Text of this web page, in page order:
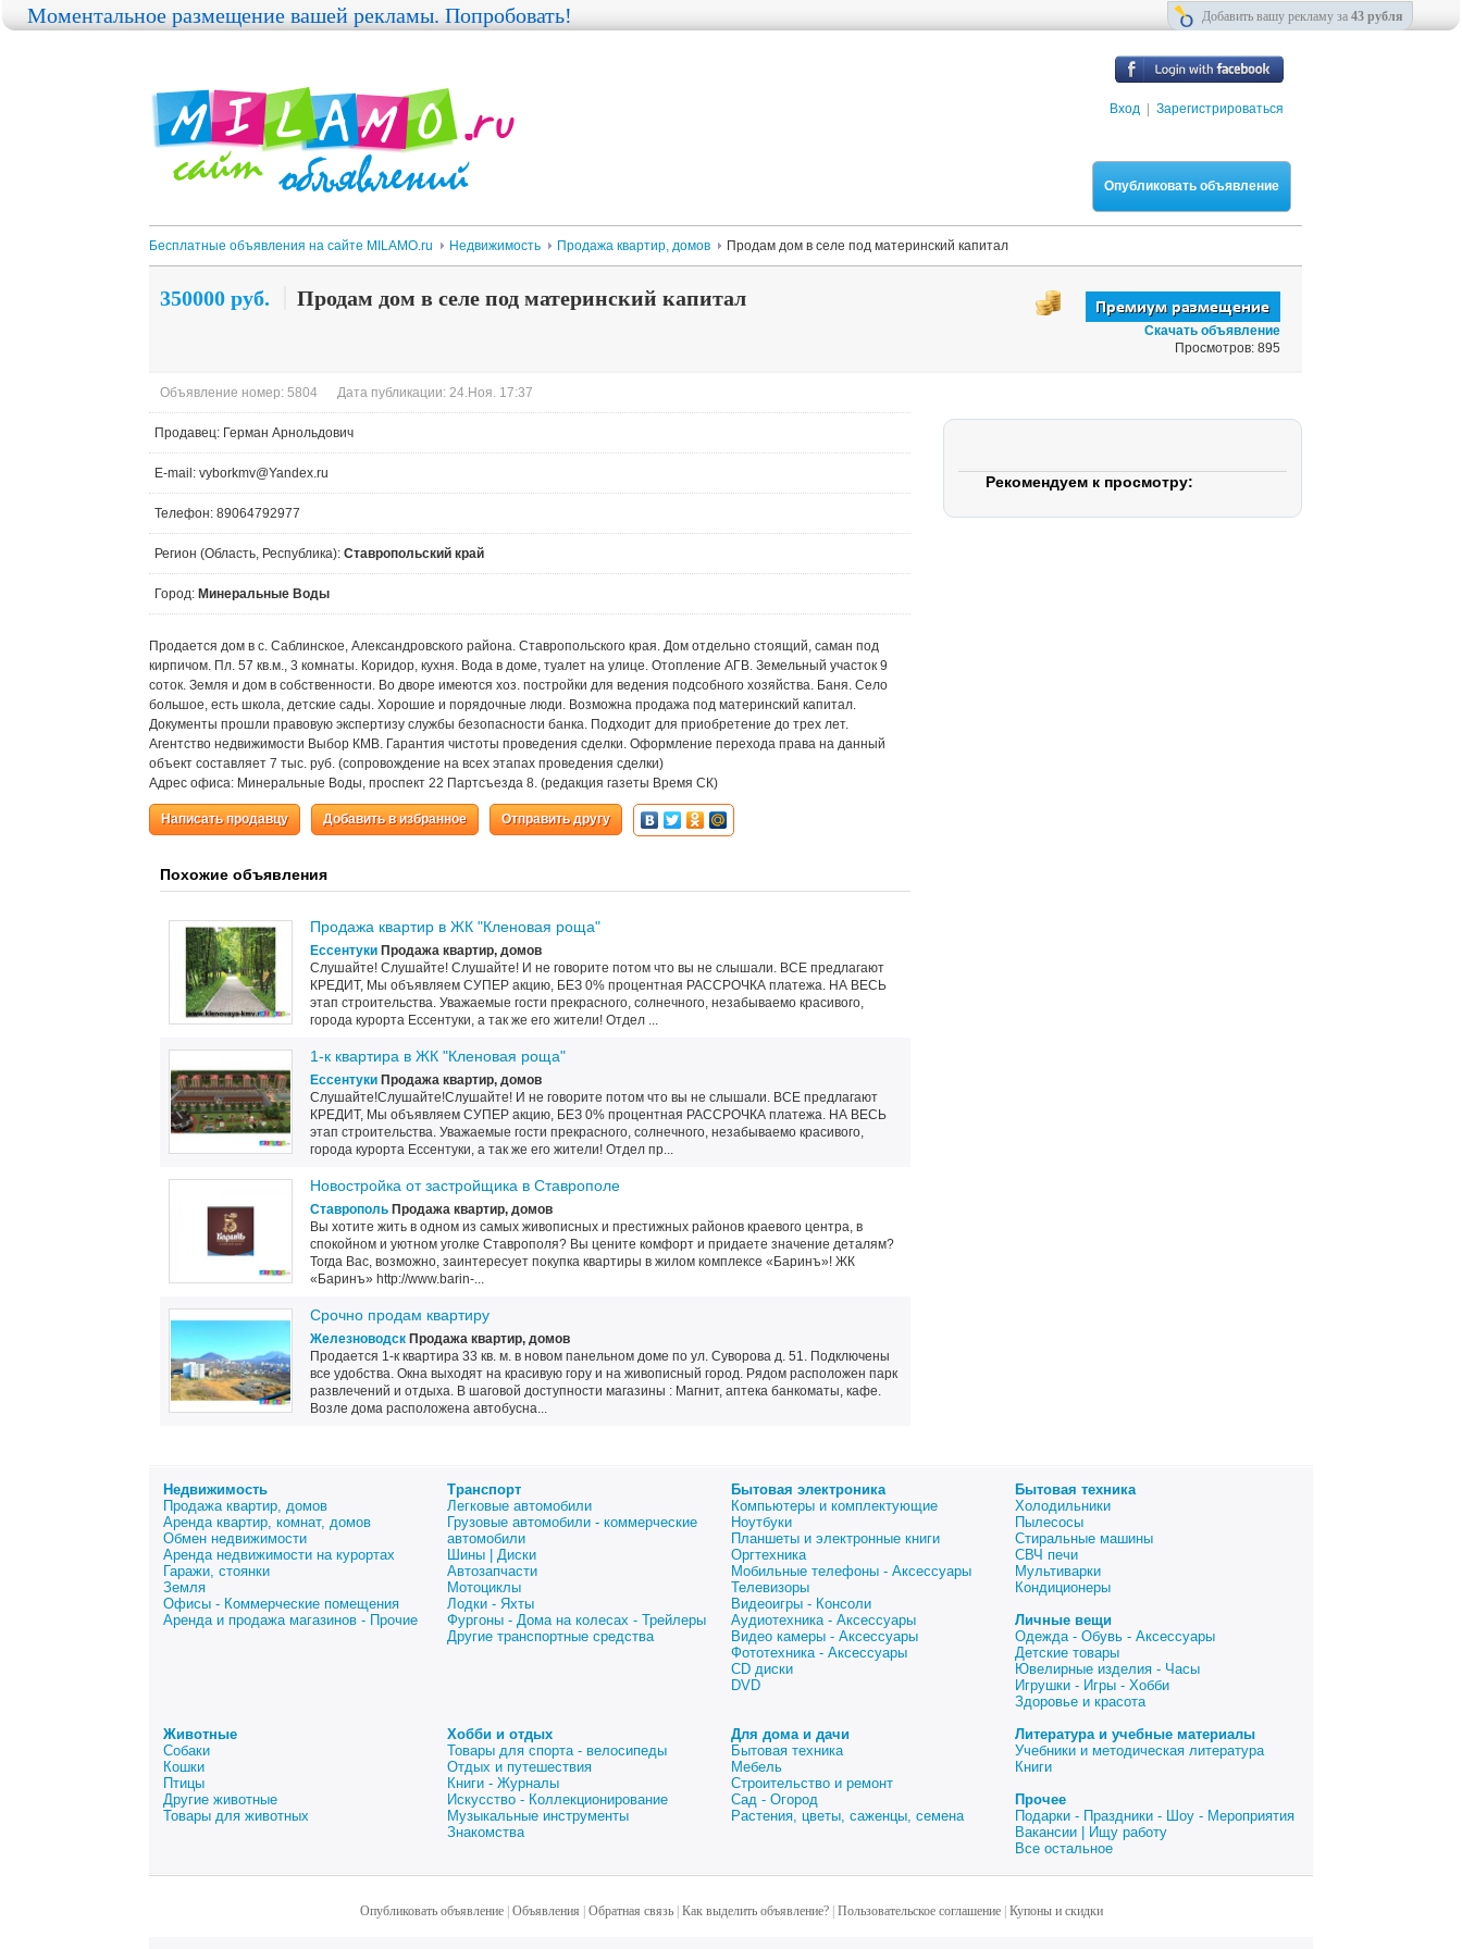
Вход Зарегистрироваться
Опубликовать объявление
Бесплатные объявления на сайте MILAMO.ru Недвижимость Продажа квартир, домов Продам дом в селе под материнский капитал
350000 руб. Продам дом в селе под материнский капитал
Скачать объявление
Просмотров: 895
Объявление номер: 5804 Дата публикации: 24.Ноя. 17:37
Продавец: Герман Арнольдович
E-mail: vyborkmv@Yandex.ru
Телефон: 89064792977
Регион (Область, Республика): Ставропольский край
Город: Минеральные Воды
Продается дом в с. Саблинское, Александровского района. Ставропольского края. Дом отдельно стоящий, саман под
кирпичом. Пл. 57 кв.м., 3 комнаты. Коридор, кухня. Вода в доме, туалет на улице. Отопление АГВ. Земельный участок 9
соток. Земля и дом в собственности. Во дворе имеются хоз. постройки для ведения подсобного хозяйства. Баня. Село
большое, есть школа, детские сады. Хорошие и порядочные люди. Возможна продажа под материнский капитал.
Документы прошли правовую экспертизу службы безопасности банка. Подходит для приобретение до трех лет.
Агентство недвижимости Выбор КМВ. Гарантия чистоты проведения сделки. Оформление перехода права на данный
объект составляет 7 тыс. руб. (сопровождение на всех этапах проведения сделки)
Адрес офиса: Минеральные Воды, проспект 22 Партсъезда 8. (редакция газеты Время СК)
Написать продавцу Добавить в избранное Отправить другу
Похожие объявления
Продажа квартир в ЖК "Кленовая роща"
Ессентуки Продажа квартир, домов
Слушайте! Слушайте! Слушайте! И не говорите потом что вы не слышали. ВСЕ предлагают
КРЕДИТ, Мы объявляем СУПЕР акцию, БЕЗ 0% процентная РАССРОЧКА платежа. НА ВЕСЬ
этап строительства. Уважаемые гости прекрасного, солнечного, незабываемо красивого,
города курорта Ессентуки, а так же его жители! Отдел ...
1-к квартира в ЖК "Кленовая роща"
Ессентуки Продажа квартир, домов
Слушайте!Слушайте!Слушайте! И не говорите потом что вы не слышали. ВСЕ предлагают
КРЕДИТ, Мы объявляем СУПЕР акцию, БЕЗ 0% процентная РАССРОЧКА платежа. НА ВЕСЬ
этап строительства. Уважаемые гости прекрасного, солнечного, незабываемо красивого,
города курорта Ессентуки, а так же его жители! Отдел пр...
Новостройка от застройщика в Ставрополе
Ставрополь Продажа квартир, домов
Вы хотите жить в одном из самых живописных и престижных районов краевого центра, в
спокойном и уютном уголке Ставрополя? Вы цените комфорт и придаете значение деталям?
Тогда Вас, возможно, заинтересует покупка квартиры в жилом комплексе «Баринъ»! ЖК
«Баринъ» http://www.barin-...
Срочно продам квартиру
Железноводск Продажа квартир, домов
Продается 1-к квартира 33 кв. м. в новом панельном доме по ул. Суворова д. 51. Подключены
все удобства. Окна выходят на красивую гору и на живописный город. Рядом расположен парк
развлечений и отдыха. В шаговой доступности магазины : Магнит, аптека банкоматы, кафе.
Возле дома расположена автобусна...
Моментальное размещение вашей рекламы. Попробовать! Добавить вашу рекламу за 43 рубля
Рекомендуем к просмотру:
Недвижимость
Продажа квартир, домов
Аренда квартир, комнат, домов
Обмен недвижимости
Аренда недвижимости на курортах
Гаражи, стоянки
Земля
Офисы - Коммерческие помещения
Аренда и продажа магазинов - Прочие
Транспорт
Легковые автомобили
Грузовые автомобили - коммерческие
автомобили
Шины | Диски
Автозапчасти
Мотоциклы
Лодки - Яхты
Фургоны - Дома на колесах - Трейлеры
Другие транспортные средства
Бытовая электроника
Компьютеры и комплектующие
Ноутбуки
Планшеты и электронные книги
Оргтехника
Мобильные телефоны - Аксессуары
Телевизоры
Видеоигры - Консоли
Аудиотехника - Аксессуары
Видео камеры - Аксессуары
Фототехника - Аксессуары
CD диски
DVD
Бытовая техника
Холодильники
Пылесосы
Стиральные машины
СВЧ печи
Мультиварки
Кондиционеры
Личные вещи
Одежда - Обувь - Аксессуары
Детские товары
Ювелирные изделия - Часы
Игрушки - Игры - Хобби
Здоровье и красота
Животные
Собаки
Кошки
Птицы
Другие животные
Товары для животных
Хобби и отдых
Товары для спорта - велосипеды
Отдых и путешествия
Книги - Журналы
Искусство - Коллекционирование
Музыкальные инструменты
Знакомства
Для дома и дачи
Бытовая техника
Мебель
Строительство и ремонт
Сад - Огород
Растения, цветы, саженцы, семена
Литература и учебные материалы
Учебники и методическая литература
Книги
Прочее
Подарки - Праздники - Шоу - Мероприятия
Вакансии | Ищу работу
Все остальное
Опубликовать объявление| Объявления Обратная связь| Как выделить объявление?| Пользовательское соглашение| Купоны и скидки